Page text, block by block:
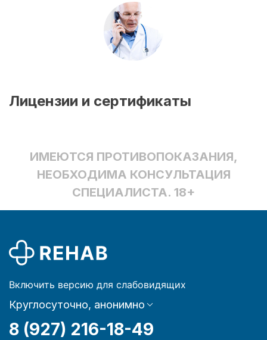
Лицензии и сертификаты
ИМЕЮТСЯ ПРОТИВОПОКАЗАНИЯ,
НЕОБХОДИМА КОНСУЛЬТАЦИЯ
СПЕЦИАЛИСТА. 18+
Включить версию для слабовидящих
Круглосуточно, анонимно
8 (927) 216-18-49